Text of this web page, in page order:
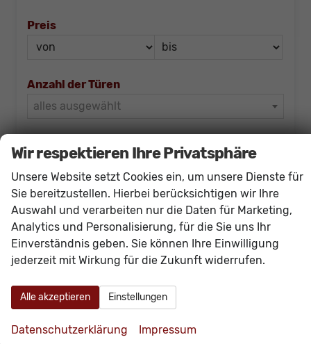
Preis
Anzahl der Türen
alles ausgewählt
alles ausgewählt
Einparkhilfe
alles ausgewählt
Navigationssystem(1)
Bluetooth(1)
Schiebedach(0)
Wir respektieren Ihre Privatsphäre
Unsere Website setzt Cookies ein, um unsere Dienste für
Sie bereitzustellen. Hierbei berücksichtigen wir Ihre
Auswahl und verarbeiten nur die Daten für Marketing,
Analytics und Personalisierung, für die Sie uns Ihr
Einverständnis geben. Sie können Ihre Einwilligung
jederzeit mit Wirkung für die Zukunft widerrufen.
Alle akzeptieren Einstellungen
Datenschutzerklärung Impressum